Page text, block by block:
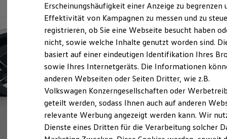
Ladezeitensimulator
Batterie
Sicherheit
Garantie und Lebensdauer
Nachhaltigkeit
Technologie
Kosten und Kauf
Verbrauchskosten
Kaufoptionen
E-Auto-Förderung
Software und Konnektivität
Die ID. Software 6
ID. Software Versionen und Updates
Digitale Extras
Schnittstellen zu Ihrem ID.
Erscheinungshäufigkeit einer Anzeige zu begrenzen
Effektivität von Kampagnen zu messen und zu
registrieren, ob Sie eine Webseite besucht haben
nicht, sowie welche Inhalte genutzt worden sind.
basiert auf einer eindeutigen Identifikation Ihres
sowie Ihres Internetgeräts. Die Informationen
anderen Webseiten oder Seiten Dritter, wie z.B.
Volkswagen Konzerngesellschaften oder
geteilt werden, sodass Ihnen auch auf anderen
relevante Werbung angezeigt werden kann. Wir
Dienste eines Dritten für die Verarbeitung solcher